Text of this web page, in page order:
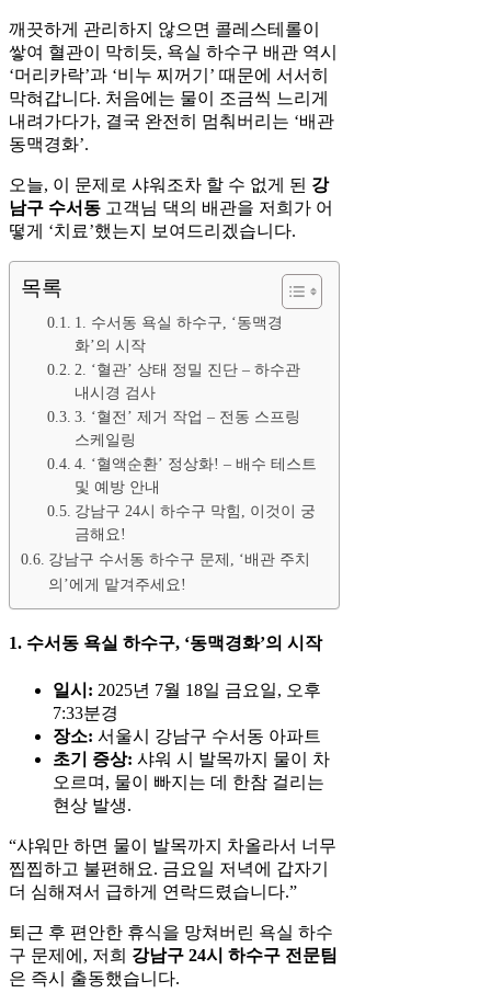
깨끗하게 관리하지 않으면 콜레스테롤이
쌓여 혈관이 막히듯, 욕실 하수구 배관 역시
‘머리카락’과 ‘비누 찌꺼기’ 때문에 서서히
막혀갑니다. 처음에는 물이 조금씩 느리게
내려가다가, 결국 완전히 멈춰버리는 ‘배관
동맥경화’.
오늘, 이 문제로 샤워조차 할 수 없게 된 강
남구 수서동 고객님 댁의 배관을 저희가 어
떻게 ‘치료’했는지 보여드리겠습니다.
목록
1. 수서동 욕실 하수구, ‘동맥경
화’의 시작
2. ‘혈관’ 상태 정밀 진단 – 하수관
내시경 검사
3. ‘혈전’ 제거 작업 – 전동 스프링
스케일링
4. ‘혈액순환’ 정상화! – 배수 테스트
및 예방 안내
강남구 24시 하수구 막힘, 이것이 궁
금해요!
강남구 수서동 하수구 문제, ‘배관 주치
의’에게 맡겨주세요!
1. 수서동 욕실 하수구, ‘동맥경화’의 시작
일시: 2025년 7월 18일 금요일, 오후
7:33분경
장소: 서울시 강남구 수서동 아파트
초기 증상: 샤워 시 발목까지 물이 차
오르며, 물이 빠지는 데 한참 걸리는
현상 발생.
“샤워만 하면 물이 발목까지 차올라서 너무
찝찝하고 불편해요. 금요일 저녁에 갑자기
더 심해져서 급하게 연락드렸습니다.”
퇴근 후 편안한 휴식을 망쳐버린 욕실 하수
구 문제에, 저희 강남구 24시 하수구 전문팀
은 즉시 출동했습니다.